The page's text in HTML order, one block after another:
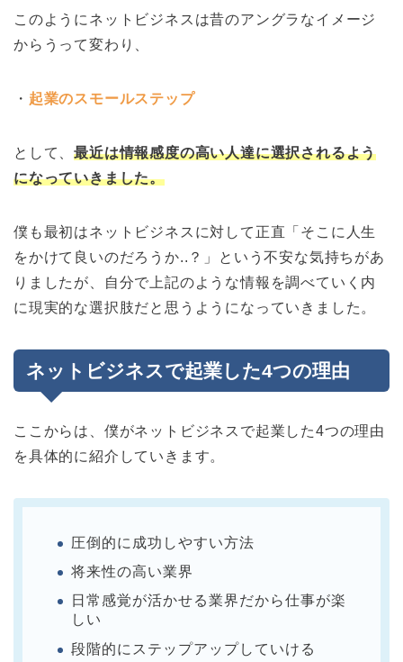
このようにネットビジネスは昔のアングラなイメージ
からうって変わり、
・ 起業のスモールステップ
として、最近は情報感度の高い人達に選択されるよう
になっていきました。
僕も最初はネットビジネスに対して正直「そこに人生
をかけて良いのだろうか..？」という不安な気持ちがあ
りましたが、自分で上記のような情報を調べていく内
に現実的な選択肢だと思うようになっていきました。
ネットビジネスで起業した4つの理由
ここからは、僕がネットビジネスで起業した4つの理由
を具体的に紹介していきます。
圧倒的に成功しやすい方法
将来性の高い業界
日常感覚が活かせる業界だから仕事が楽
しい
段階的にステップアップしていける